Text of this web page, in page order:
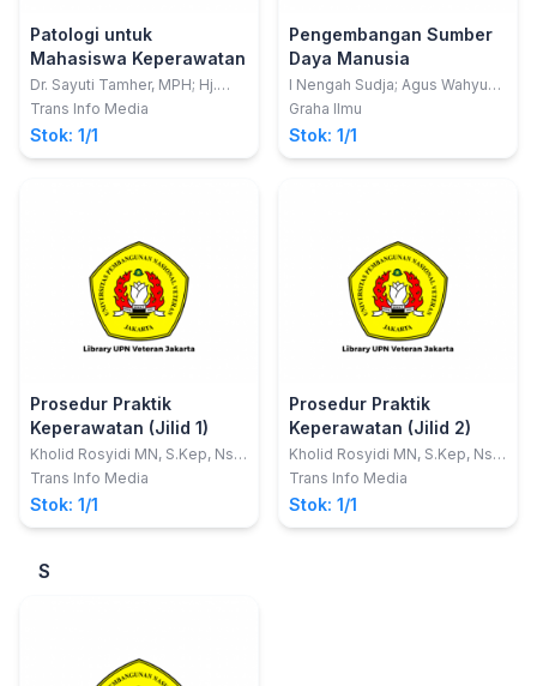
Patologi untuk
Mahasiswa Keperawatan
Dr. Sayuti Tamher, MPH; Hj.
Heryati, S.Kp, M.Kes
Trans Info Media
Stok: 1/1
Pengembangan Sumber
Daya Manusia
I Nengah Sudja; Agus Wahyudi
Salasa Gama
Graha Ilmu
Stok: 1/1
Prosedur Praktik
Keperawatan (Jilid 1)
Kholid Rosyidi MN, S.Kep, Ns;
Nila Dewi Wulansari, Amd.Kep
Trans Info Media
Stok: 1/1
Prosedur Praktik
Keperawatan (Jilid 2)
Kholid Rosyidi MN, S.Kep, Ns;
Nila Dewi Wulansari, Amd.Kep
Trans Info Media
Stok: 1/1
S